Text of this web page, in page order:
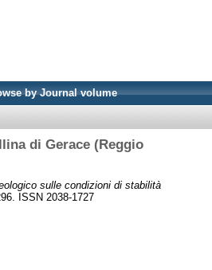
by Journal volume
di Gerace (Reggio
sulle condizioni di stabilità
ISSN 2038-1727